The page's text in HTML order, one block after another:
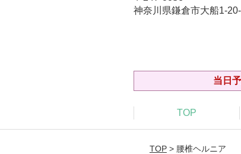
神奈川県鎌倉市大船1-
当日
TOP
TOP> 腰椎ヘルニア